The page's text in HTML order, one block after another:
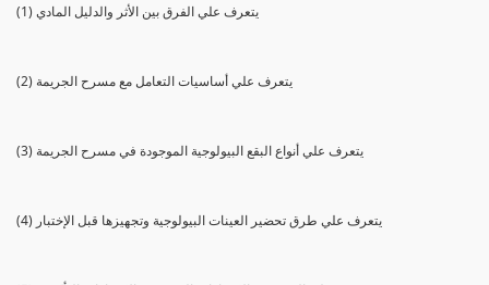
(1) يتعرف علي الفرق بين الأثر والدليل المادي
(2) يتعرف علي أساسيات التعامل مع مسرح الجريمة
(3) يتعرف علي أنواع البقع البيولوجية الموجودة في مسرح الجريمة
(4) يتعرف علي طرق تحضير العينات البيولوجية وتجهيزها قبل الإختبار